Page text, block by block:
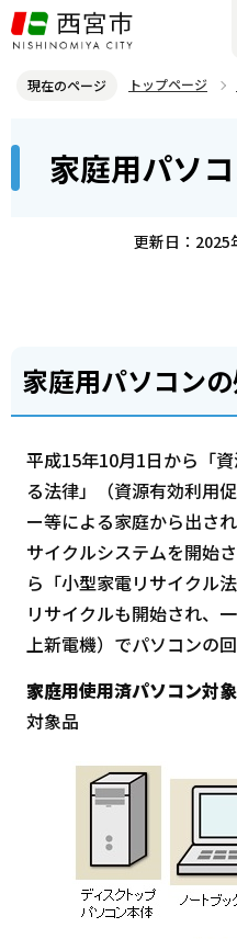
こ
の
ジ
先
現在のページ トップページ
家庭用パソコンの処分
こ
家庭用パソ
更新日：2025
家庭用パソコン
平成15年10月1日から「
る法律」（資源有効利用
ー等による家庭から出さ
サイクルシステムを開始
ら「小型家電リサイクル
リサイクルも開始され、
上新電機）でパソコンの
家庭用使用済パソコン対
対象品